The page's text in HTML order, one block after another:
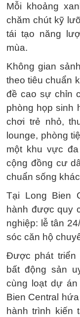
Mỗi khoảng
chăm chút kỹ
tái tạo năng
mùa.
Không gian
theo tiêu chuẩn
đề cao sự chỉn
phòng họp sinh
chơi trẻ nhỏ,
lounge, phòng
một khu vực
cộng đồng cư
chuẩn sống
Tại Long Bien
hành được quy
nghiệp: lễ tân
sóc căn hộ
Được phát triển
bất động sản
cùng loạt dự án
Bien Central
hành trình kiến